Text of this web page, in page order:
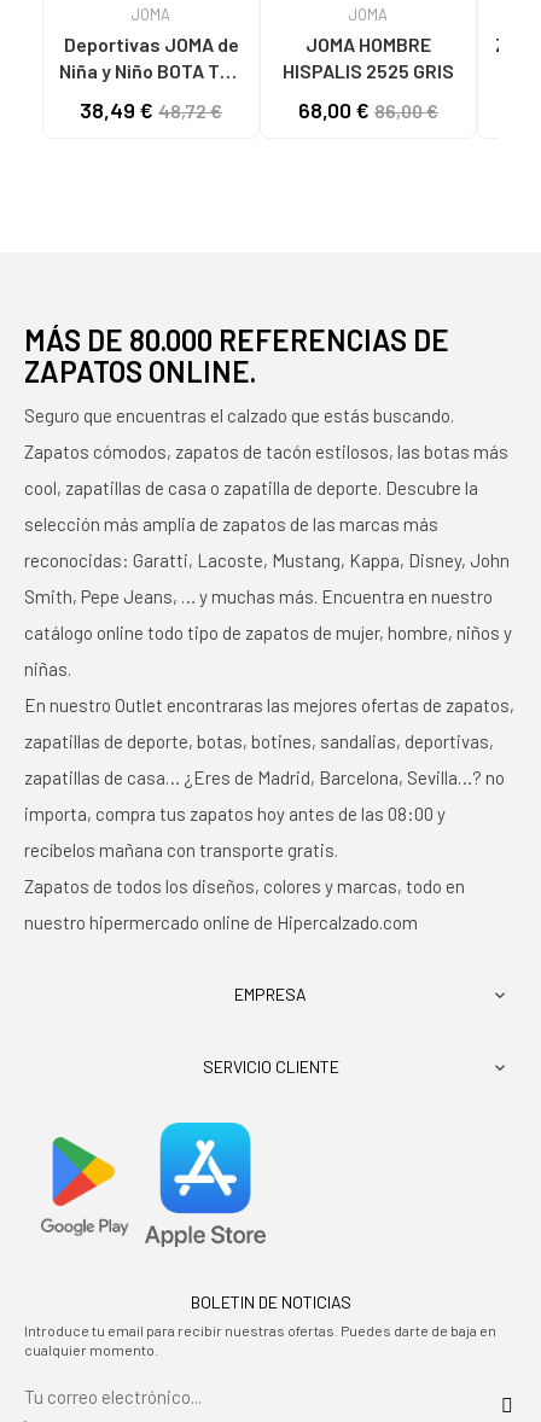
JOMA
Deportivas JOMA de
Niña y Niño BOTA TOP
COLORES
38,49 € 48,72 €
JOMA
JOMA HOMBRE
HISPALIS 2525 GRIS
68,00 € 86,00 €
MÁS DE 80.000 REFERENCIAS DE
ZAPATOS ONLINE.
Seguro que encuentras el calzado que estás buscando.
Zapatos cómodos, zapatos de tacón estilosos, las botas más
cool, zapatillas de casa o zapatilla de deporte. Descubre la
selección más amplia de zapatos de las marcas más
reconocidas: Garatti, Lacoste, Mustang, Kappa, Disney, John
Smith, Pepe Jeans, … y muchas más. Encuentra en nuestro
catálogo online todo tipo de zapatos de mujer, hombre, niños y
niñas.
En nuestro Outlet encontraras las mejores ofertas de zapatos,
zapatillas de deporte, botas, botines, sandalias, deportivas,
zapatillas de casa… ¿Eres de Madrid, Barcelona, Sevilla…? no
importa, compra tus zapatos hoy antes de las 08:00 y
recíbelos mañana con transporte gratis.
Zapatos de todos los diseños, colores y marcas, todo en
nuestro hipermercado online de Hipercalzado.com
EMPRESA 
SERVICIO CLIENTE 
BOLETIN DE NOTICIAS
Introduce tu email para recibir nuestras ofertas. Puedes darte de baja en
cualquier momento.